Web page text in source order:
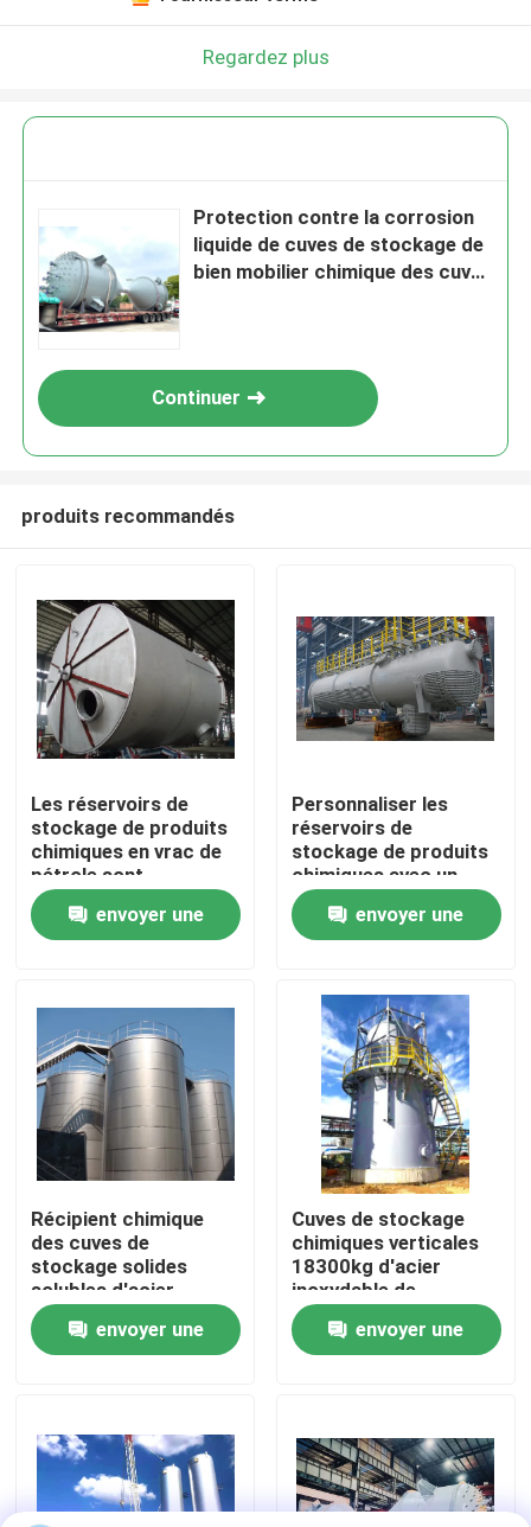
À la maison
Produits
À propos de nous
Visite de l'usine
Contrôle de la qualité
Nous contacter
Les affaires
Autoclave d'AAC
Regardez plus
Protection contre la corrosion
liquide de cuves de stockage de
bien mobilier chimique des cuves
Continuer
produits recommandés
Les réservoirs de
stockage de produits
chimiques en vrac de
pétrole sont
personnalisés à 50
litres. envoyer une
Personnaliser les
réservoirs de
stockage de produits
chimiques avec un
tuyau de traçage de la
chaleurenvoyer une
Récipient chimique
des cuves de
stockage solides
solubles d'acier
inoxydable d'ASME
50-30000liter
envoyer une
Cuves de stockage
chimiques verticales
18300kg d'acier
inoxydable de
personnalisation
envoyer une